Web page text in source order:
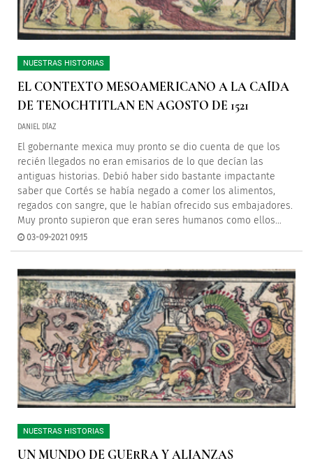
NUESTRAS HISTORIAS
EL CONTEXTO MESOAMERICANO A LA CAÍDA
DE TENOCHTITLAN EN AGOSTO DE 1521
DANIEL DÍAZ
El gobernante mexica muy pronto se dio cuenta de que los
recién llegados no eran emisarios de lo que decían las
antiguas historias. Debió haber sido bastante impactante
saber que Cortés se había negado a comer los alimentos,
regados con sangre, que le habían ofrecido sus embajadores.
Muy pronto supieron que eran seres humanos como ellos…
03-09-2021 09:15
NUESTRAS HISTORIAS
UN MUNDO DE GUERRA Y ALIANZAS